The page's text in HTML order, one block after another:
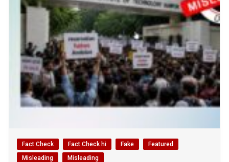
Fact Check Fact Check hi Fake
Featured
Misleading
Misleading